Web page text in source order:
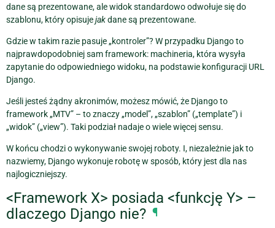
dane są prezentowane, ale widok standardowo odwołuje się do
szablonu, który opisujejakdane są prezentowane.
Gdzie w takim razie pasuje „kontroler”? W przypadku Django to
najprawdopodobniej sam framework: machineria, która wysyła
zapytanie do odpowiedniego widoku, na podstawie konfiguracji URL
Django.
Jeśli jesteś żądny akronimów, możesz mówić, że Django to
framework „MTV” – to znaczy „model”, „szablon” („template”) i
„widok” („view”). Taki podział nadaje o wiele więcej sensu.
W końcu chodzi o wykonywanie swojej roboty. I, niezależnie jak to
nazwiemy, Django wykonuje robotę w sposób, który jest dla nas
najlogiczniejszy.
<Framework X> posiada <funkcję Y> –
dlaczego Django nie? ¶